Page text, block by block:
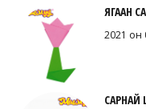
ЯГААН
2021 он
САРНАЙ